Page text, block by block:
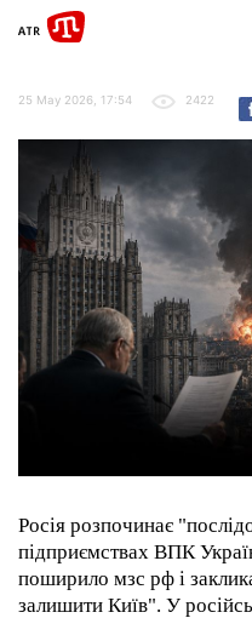
25 May 2026, 17:54 2422
Росія розпочинає
підприємствах ВПК
поширило мзс рф і
залишити Київ". У